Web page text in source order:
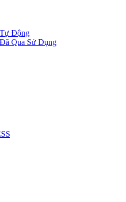
Tự Động
Qua Sử Dụng